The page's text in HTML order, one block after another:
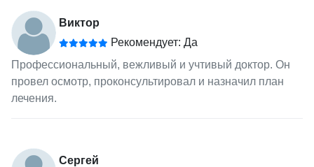
Виктор
Рекомендует: Да
Профессиональный, вежливый и учтивый доктор. Он
провел осмотр, проконсультировал и назначил план
лечения.
Сергей